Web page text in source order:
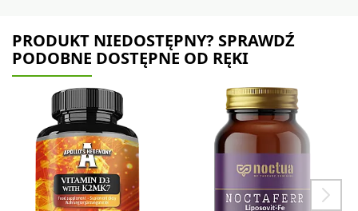
PRODUKT NIEDOSTĘPNY? SPRAWDŹ
PODOBNE DOSTĘPNE OD RĘKI